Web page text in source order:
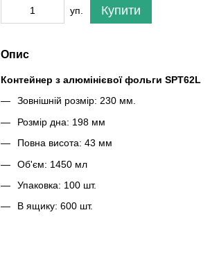
уп. Купити
Опис
Контейнер з алюмінієвої фольги SPT62L
Зовнішній розмір: 230 мм.
Розмір дна: 198 мм
Повна висота: 43 мм
Об'єм: 1450 мл
Упаковка: 100 шт.
В ящику: 600 шт.